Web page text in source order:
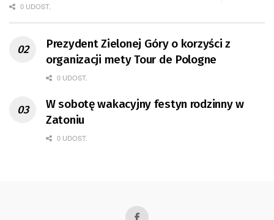
0 UDOST.
Prezydent Zielonej Góry o korzyści z
organizacji mety Tour de Pologne
0 UDOST.
W sobotę wakacyjny festyn rodzinny w
Zatoniu
0 UDOST.